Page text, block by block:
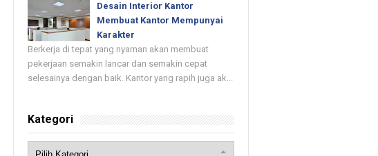
Desain Interior Kantor
Membuat Kantor Mempunyai
Karakter
Berkerja di tepat yang nyaman akan membuat
pekerjaan semakin lancar dan semakin cepat
selesainya dengan baik. Kantor yang rapih juga ak...
Kategori